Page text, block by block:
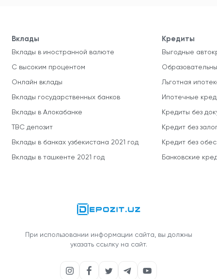
Вклады
Вклады в иностранной валюте
С высоким процентом
Онлайн вклады
Вклады государственных банков
Вклады в Алокабанке
TBC депозит
Вклады в банках узбекистана 2021 год
Вклады в ташкенте 2021 год
Кредиты
Выгодные
Льготная
Ипотечные
Кредиты без
Кредит без
Кредит без
Банковские
При использовании информации сайта, вы должны
указать ссылку на сайт.